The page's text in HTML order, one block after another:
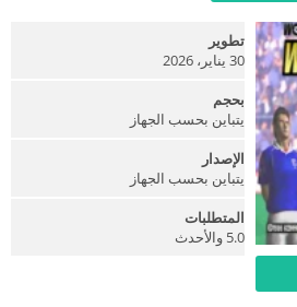
تطوير
30 يناير، 2026
بحجم
يتباين بحسب الجهاز
الإصدار
يتباين بحسب الجهاز
المتطلبات
5.0 والأحدث